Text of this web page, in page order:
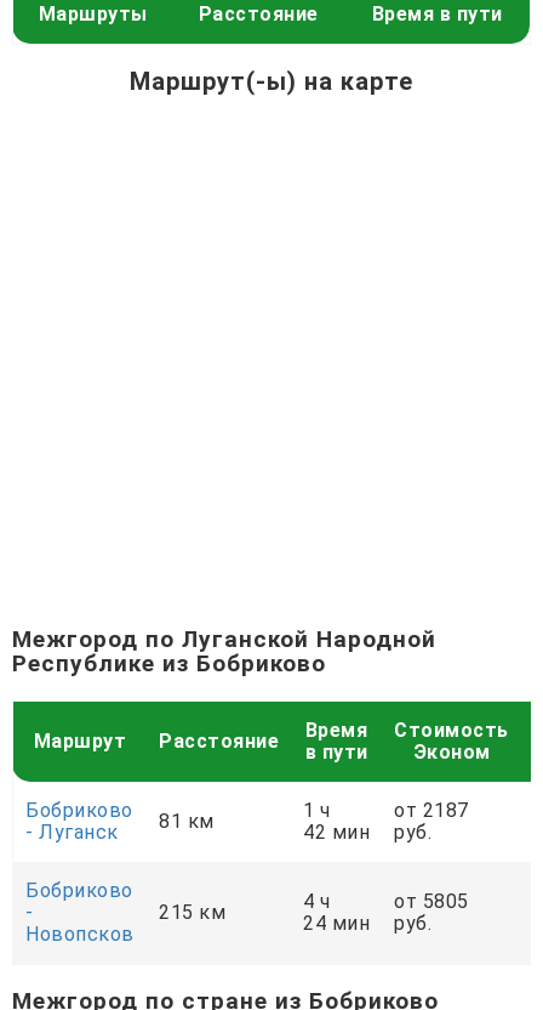
Маршруты Расстояние Время в пути
Маршрут(-ы) на карте
Межгород по Луганской Народной
Республике из Бобриково
Маршрут Расстояние
Время
в пути
Стоимость
Эконом
Бобриково
- Луганск
81 км
1 ч
42 мин
от 2187
руб.
Бобриково
-
Новопсков
215 км
4 ч
24 мин
от 5805
руб.
Межгород по стране из Бобриково